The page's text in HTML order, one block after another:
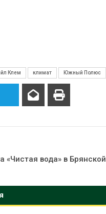
Клем климат Южный Полюс
«Чистая вода» в Брянской